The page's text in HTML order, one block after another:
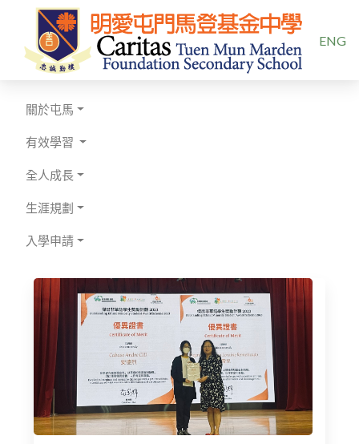
ENG
關於屯馬
有效學習
全人成長
生涯規劃
入學申請